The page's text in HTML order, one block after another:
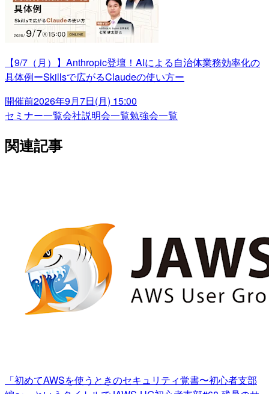
【9/7（月）】Anthropic登壇！AIによる自治体業務効率化の
具体例ーSkillsで広がるClaudeの使い方ー
開催前2026年9月7日(月) 15:00
セミナー一覧会社説明会一覧勉強会一覧
関連記事
「初めてAWSを使うときのセキュリティ覚書〜初心者支部